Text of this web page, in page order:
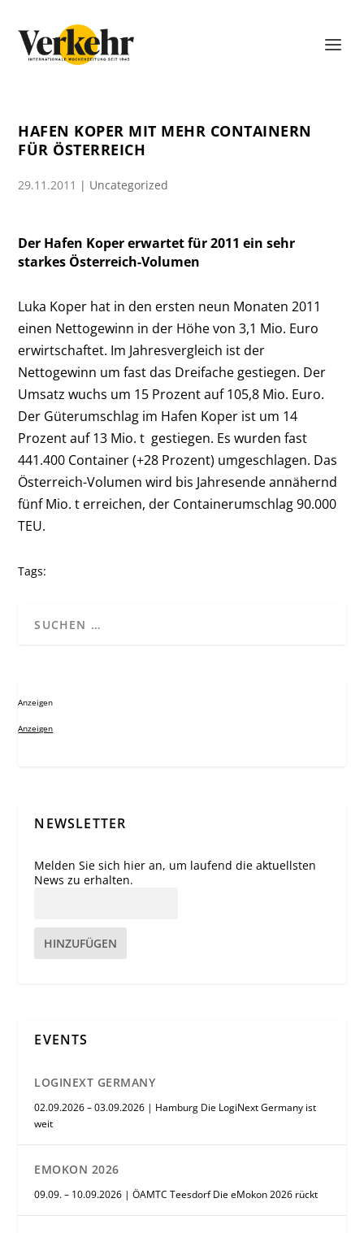
HAFEN KOPER MIT MEHR CONTAINERN
FÜR ÖSTERREICH
29.11.2011 | Uncategorized
Der Hafen Koper erwartet für 2011 ein sehr
starkes Österreich-Volumen
Luka Koper hat in den ersten neun Monaten 2011
einen Nettogewinn in der Höhe von 3,1 Mio. Euro
erwirtschaftet. Im Jahresvergleich ist der
Nettogewinn um fast das Dreifache gestiegen. Der
Umsatz wuchs um 15 Prozent auf 105,8 Mio. Euro.
Der Güterumschlag im Hafen Koper ist um 14
Prozent auf 13 Mio. t gestiegen. Es wurden fast
441.400 Container (+28 Prozent) umgeschlagen. Das
Österreich-Volumen wird bis Jahresende annähernd
fünf Mio. t erreichen, der Containerumschlag 90.000
TEU.
Tags:
Anzeigen
Anzeigen
NEWSLETTER
Melden Sie sich hier an, um laufend die aktuellsten
News zu erhalten.
HINZUFÜGEN
EVENTS
LOGINEXT GERMANY
02.09.2026 – 03.09.2026 | Hamburg Die LogiNext Germany ist
weit
EMOKON 2026
09.09. – 10.09.2026 | ÖAMTC Teesdorf Die eMokon 2026 rückt